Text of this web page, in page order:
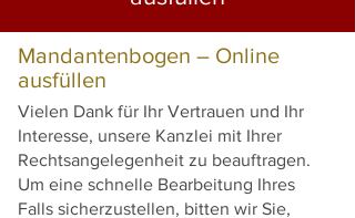
Mandantenbogen – Online
ausfüllen
Vielen Dank für Ihr Vertrauen und Ihr
Interesse, unsere Kanzlei mit Ihrer
Rechtsangelegenheit zu beauftragen.
Um eine schnelle Bearbeitung Ihres
Falls sicherzustellen, bitten wir Sie,